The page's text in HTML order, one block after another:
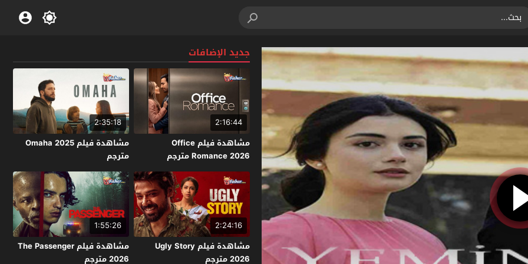
جديد الإضافات
2:16:44
مشاهدة فيلم Office
Romance 2026 مترجم
2:35:18
مشاهدة فيلم Omaha 2025
مترجم
2:24:16
مشاهدة فيلم Ugly Story
2026 مترجم
1:55:26
مشاهدة فيلم The Passenger
2026 مترجم